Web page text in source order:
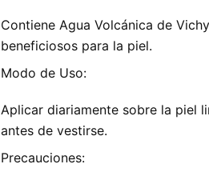
Contiene Agua Volcánica de
beneficiosos para la piel.
Modo de Uso:
Aplicar diariamente sobre la piel
antes de vestirse.
Precauciones: